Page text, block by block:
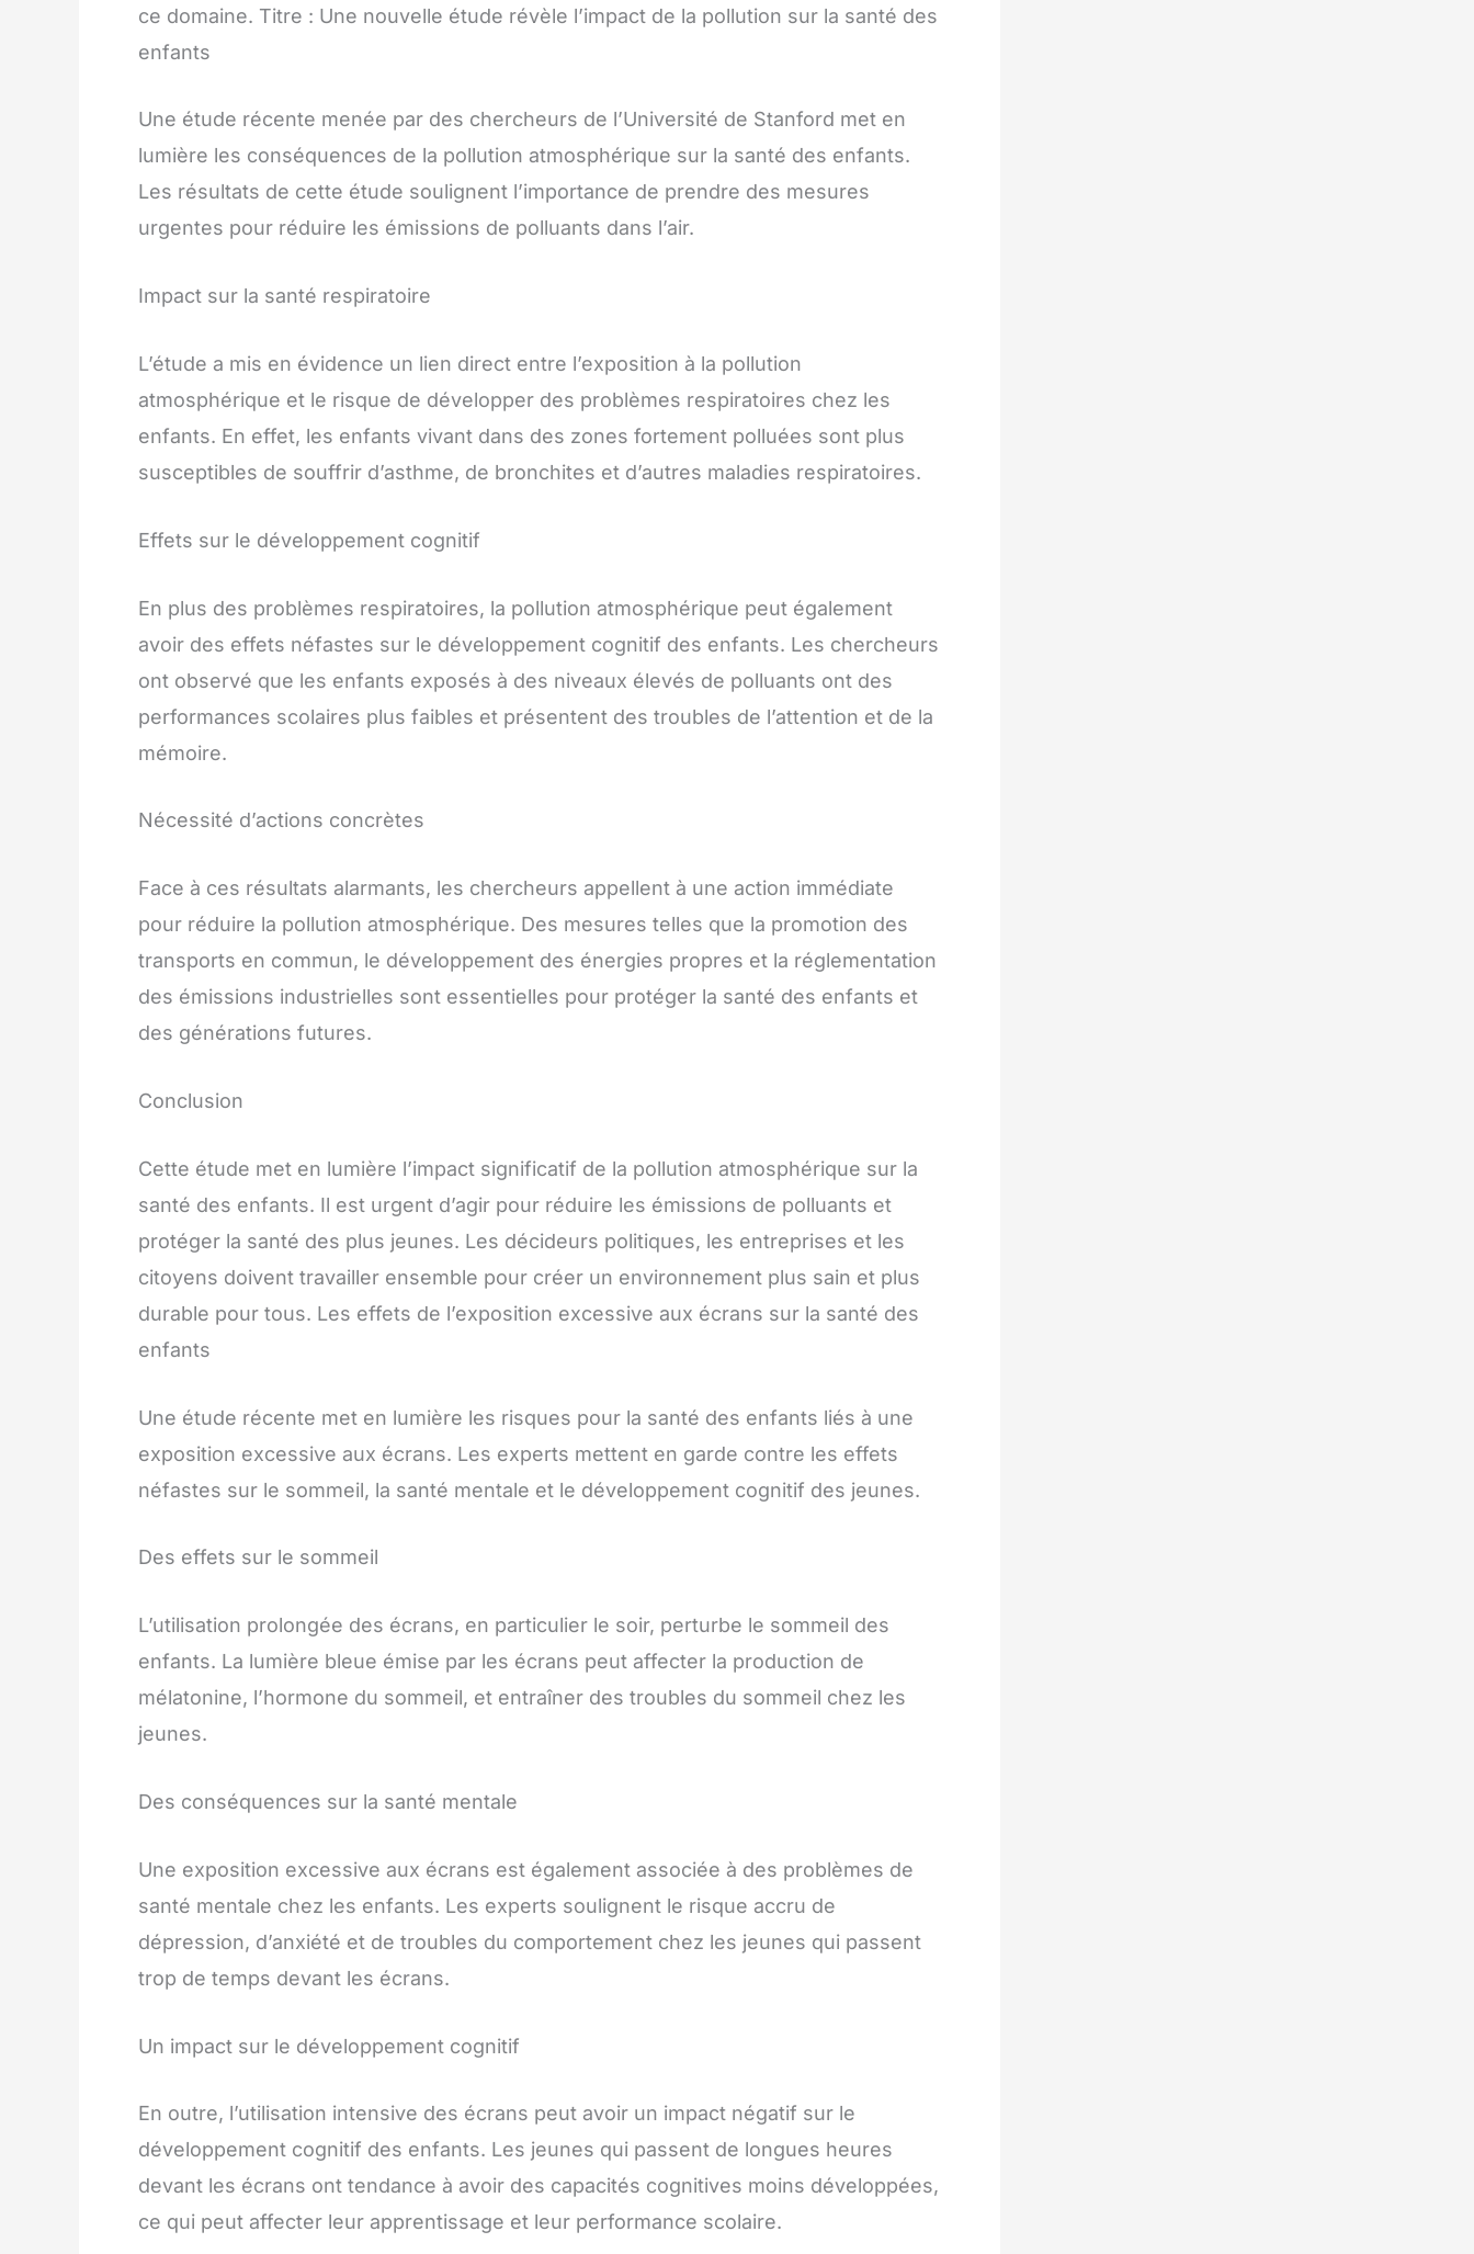
ce domaine. Titre : Une nouvelle étude révèle l’impact de la pollution sur la santé des
enfants
Une étude récente menée par des chercheurs de l’Université de Stanford met en
lumière les conséquences de la pollution atmosphérique sur la santé des enfants.
Les résultats de cette étude soulignent l’importance de prendre des mesures
urgentes pour réduire les émissions de polluants dans l’air.
Impact sur la santé respiratoire
L’étude a mis en évidence un lien direct entre l’exposition à la pollution
atmosphérique et le risque de développer des problèmes respiratoires chez les
enfants. En effet, les enfants vivant dans des zones fortement polluées sont plus
susceptibles de souffrir d’asthme, de bronchites et d’autres maladies respiratoires.
Effets sur le développement cognitif
En plus des problèmes respiratoires, la pollution atmosphérique peut également
avoir des effets néfastes sur le développement cognitif des enfants. Les chercheurs
ont observé que les enfants exposés à des niveaux élevés de polluants ont des
performances scolaires plus faibles et présentent des troubles de l’attention et de la
mémoire.
Nécessité d’actions concrètes
Face à ces résultats alarmants, les chercheurs appellent à une action immédiate
pour réduire la pollution atmosphérique. Des mesures telles que la promotion des
transports en commun, le développement des énergies propres et la réglementation
des émissions industrielles sont essentielles pour protéger la santé des enfants et
des générations futures.
Conclusion
Cette étude met en lumière l’impact significatif de la pollution atmosphérique sur la
santé des enfants. Il est urgent d’agir pour réduire les émissions de polluants et
protéger la santé des plus jeunes. Les décideurs politiques, les entreprises et les
citoyens doivent travailler ensemble pour créer un environnement plus sain et plus
durable pour tous. Les effets de l’exposition excessive aux écrans sur la santé des
enfants
Une étude récente met en lumière les risques pour la santé des enfants liés à une
exposition excessive aux écrans. Les experts mettent en garde contre les effets
néfastes sur le sommeil, la santé mentale et le développement cognitif des jeunes.
Des effets sur le sommeil
L’utilisation prolongée des écrans, en particulier le soir, perturbe le sommeil des
enfants. La lumière bleue émise par les écrans peut affecter la production de
mélatonine, l’hormone du sommeil, et entraîner des troubles du sommeil chez les
jeunes.
Des conséquences sur la santé mentale
Une exposition excessive aux écrans est également associée à des problèmes de
santé mentale chez les enfants. Les experts soulignent le risque accru de
dépression, d’anxiété et de troubles du comportement chez les jeunes qui passent
trop de temps devant les écrans.
Un impact sur le développement cognitif
En outre, l’utilisation intensive des écrans peut avoir un impact négatif sur le
développement cognitif des enfants. Les jeunes qui passent de longues heures
devant les écrans ont tendance à avoir des capacités cognitives moins développées,
ce qui peut affecter leur apprentissage et leur performance scolaire.